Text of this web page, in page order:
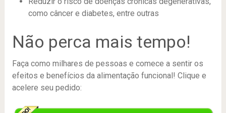
como câncer e diabetes, entre outras
Não perca mais tempo!
Faça como milhares de pessoas e comece a sentir os
efeitos e benefícios da alimentação funcional! Clique e
acelere seu pedido: